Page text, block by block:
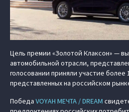
Цель премии «Золотой Клаксон» —
автомобильной отрасли,
голосовании приняли участие более
представленных на российском
Победа VOYAH МЕЧТА / DREAM